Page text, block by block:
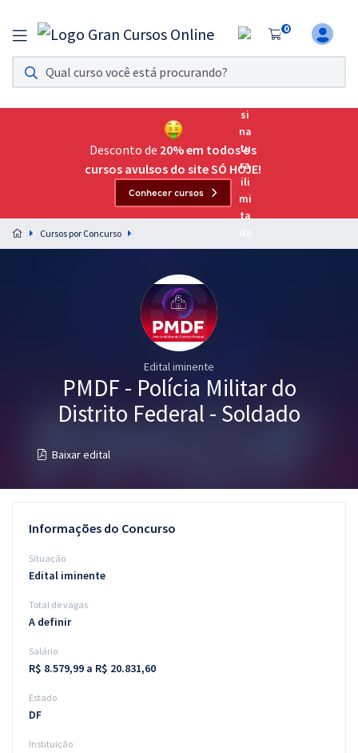
0
Assinatura Ilimitada 11
Acesso a todos os cursos. Teste grátis por 7 dias!
Assinatura OAB Até Passar
Acesso ilimitado a toda preparação para o Exame da
Preparação completa e intensiva para as principais
residências em saúde do Brasil
Graduação
Questões grátis
Conteúdo gratuito
Aprovados
Atendimento
Desconto de 20% em todos os
cursos avulsos do site SÓ HOJE!
Conhecer cursos
Cursos por Concurso
Edital iminente
PMDF - Polícia Militar do
Distrito Federal - Soldado
Baixar edital
Informações do Concurso
Situação
Edital iminente
Total de vagas
A definir
Salário
R$ 8.579,99 a R$ 20.831,60
Estado
DF
Instituição